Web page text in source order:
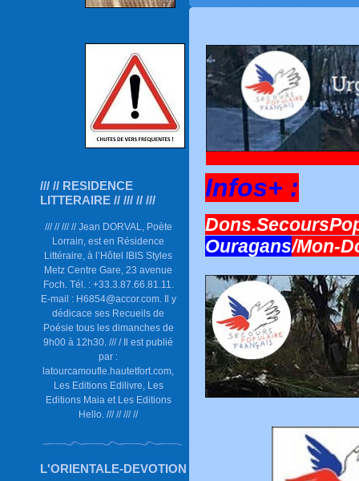
/// // RESIDENCE
LITTERAIRE // /// // ///
/// // /// // Jean DORVAL, Poète
Lorrain, est en Résidence
Littéraire, à l’Hôtel IBIS Styles
Metz Centre Gare, 23 avenue
Foch. Tél. : +33.3.87.66.81.11.
E-mail : H6854@accor.com. Il y
dédicace ses Recueils de
Poésie tous les dimanches de
9h00 à 12h30. /// / Il est publié
par :
latourcamoufle.hautetfort.com,
Les Editions Edilivre, Les
Editions Maia et Les Editions
Hello. /// // /// //
L'ORIENTALE-DEVOTION
Infos+ :
Ouragans/Mon-